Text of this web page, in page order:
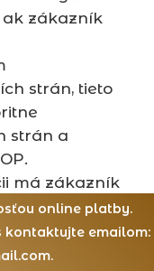
online platby.
kontaktujte emailom:
ak zákazník
strán, tieto
strán a
má zákazník
e-
zverejnené